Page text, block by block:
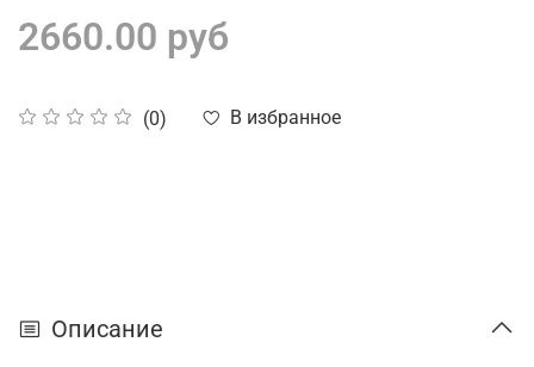
(0) В избранное
2660.00 руб
Описание